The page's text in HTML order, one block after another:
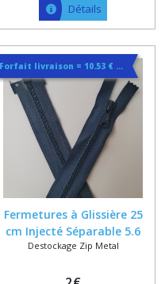
Détails
Forfait livraison = 10.53 € lettre suivie ou 14.44€ en colissimo quelque soit la quantité
Fermetures à Glissière 25
cm Injecté Séparable 5.6
mm sur Ruban Bleu Marine
Destockage Zip Metal